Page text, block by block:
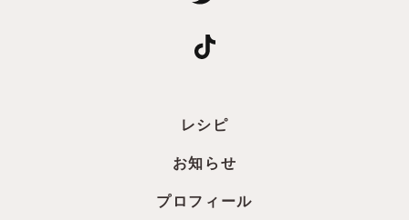
レシピ
お知らせ
プロフィール